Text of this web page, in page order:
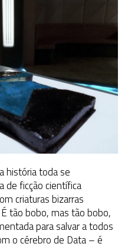
história toda se
de ficção científica
criaturas bizarras
tão bobo, mas tão bobo,
para salvar a todos
o cérebro de Data – é